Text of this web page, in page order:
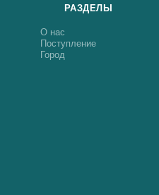
РАЗДЕЛЫ
О нас
Поступление
Город